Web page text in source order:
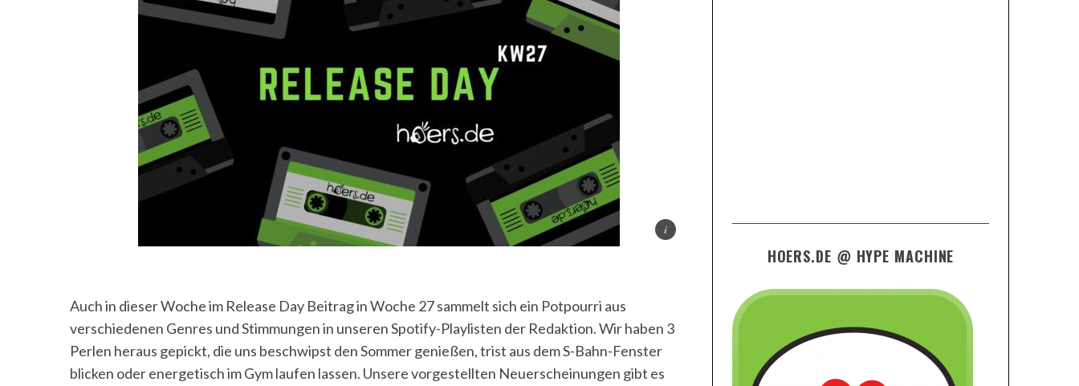
Auch in dieser Woche im Release Day Beitrag in Woche 27 sammelt sich ein Potpourri aus
verschiedenen Genres und Stimmungen in unseren Spotify-Playlisten der Redaktion. Wir haben 3
Perlen heraus gepickt, die uns beschwipst den Sommer genießen, trist aus dem S-Bahn-Fenster
blicken oder energetisch im Gym laufen lassen. Unsere vorgestellten Neuerscheinungen gibt es
HOERS.DE @ HYPE MACHINE